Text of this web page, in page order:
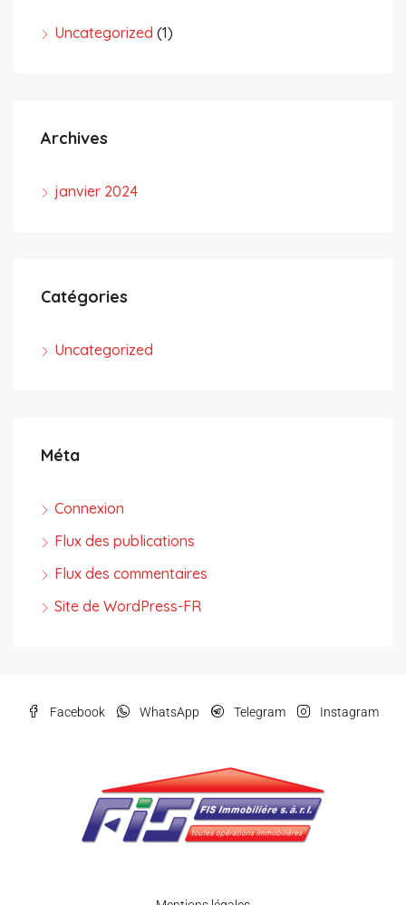
Uncategorized (1)
Archives
janvier 2024
Catégories
Uncategorized
Méta
Connexion
Flux des publications
Flux des commentaires
Site de WordPress-FR
Facebook WhatsApp Telegram Instagram